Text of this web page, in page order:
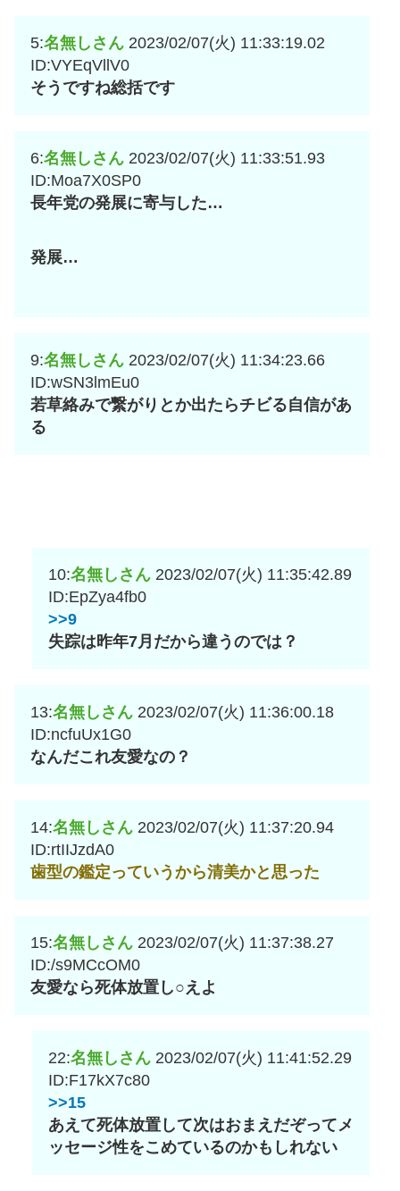
5:名無しさん 2023/02/07(火) 11:33:19.02
ID:VYEqVllV0
そうですね総括です
6:名無しさん 2023/02/07(火) 11:33:51.93
ID:Moa7X0SP0
長年党の発展に寄与した…
発展…
9:名無しさん 2023/02/07(火) 11:34:23.66
ID:wSN3lmEu0
若草絡みで繋がりとか出たらチビる自信があ
る
10:名無しさん 2023/02/07(火) 11:35:42.89
ID:EpZya4fb0
>>9
失踪は昨年7月だから違うのでは？
13:名無しさん 2023/02/07(火) 11:36:00.18
ID:ncfuUx1G0
なんだこれ友愛なの？
14:名無しさん 2023/02/07(火) 11:37:20.94
ID:rtIIJzdA0
歯型の鑑定っていうから清美かと思った
15:名無しさん 2023/02/07(火) 11:37:38.27
ID:/s9MCcOM0
友愛なら死体放置し○えよ
22:名無しさん 2023/02/07(火) 11:41:52.29
ID:F17kX7c80
>>15
あえて死体放置して次はおまえだぞってメ
ッセージ性をこめているのかもしれない